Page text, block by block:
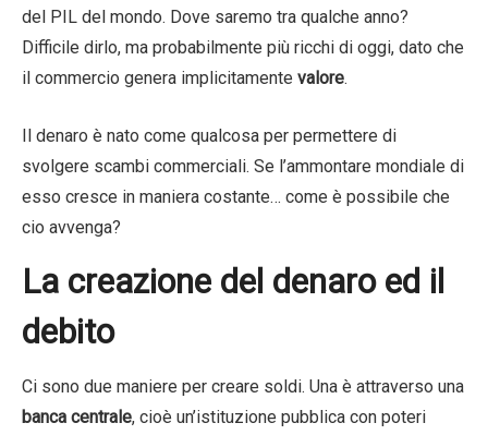
del PIL del mondo. Dove saremo tra qualche anno?
Difficile dirlo, ma probabilmente più ricchi di oggi, dato che
il commercio genera implicitamente valore.
Il denaro è nato come qualcosa per permettere di
svolgere scambi commerciali. Se l’ammontare mondiale di
esso cresce in maniera costante… come è possibile che
cio avvenga?
La creazione del denaro ed il
debito
Ci sono due maniere per creare soldi. Una è attraverso una
banca centrale, cioè un’istituzione pubblica con poteri